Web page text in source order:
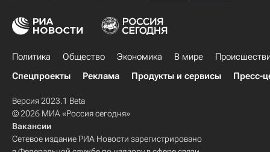
Политика Общество Экономика В мире
Спецпроекты
Реклама Продукты и сервисы Пресс-
Версия 2023.1 Beta
© 2026 МИА «Россия сегодня»
Вакансии
Сетевое издание РИА Новости зарегистрировано